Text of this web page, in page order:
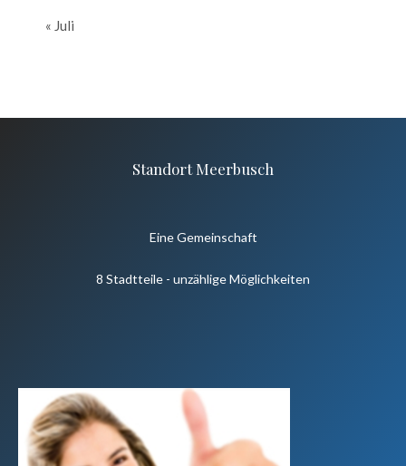
« Juli
Standort Meerbusch
Eine Gemeinschaft
8 Stadtteile - unzählige Möglichkeiten